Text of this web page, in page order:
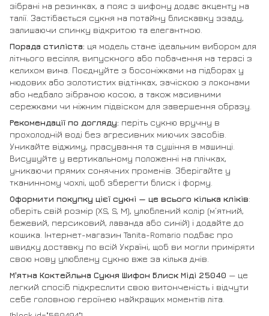
зібрані на резинках, а пояс з шифону додає акценту на
талії. Застібається сукня на потайну блискавку ззаду,
залишаючи спинку відкритою та елегантною.
Порада стиліста: ця модель стане ідеальним вибором для
літнього весілля, випускного або побачення на терасі з
келихом вина. Поєднуйте з босоніжками на підборах у
нюдових або золотистих відтінках, зачіскою з локонами
або недбало зібраною косою, а також масивними
сережками чи ніжним підвіском для завершення образу.
Рекомендації по догляду: періть сукню вручну в
прохолодній воді без агресивних миючих засобів.
Уникайте віджиму, прасування та сушіння в машинці.
Висушуйте у вертикальному положенні на плічках,
уникаючи прямих сонячних променів. Зберігайте у
тканинному чохлі, щоб зберегти блиск і форму.
Оформити покупку цієї сукні — це всього кілька кліків:
оберіть свій розмір (XS, S, M), улюблений колір (м’ятний,
бежевий, персиковий, лаванда або синій) і додайте до
кошика. Інтернет-магазин Tanita-Romario подбає про
швидку доставку по всій Україні, щоб ви могли приміряти
свою нову улюблену сукню вже за кілька днів.
М'ятна Коктейльна Сукня Шифон Блиск Міді 25040 — це
легкий спосіб підкреслити свою витонченість і відчути
себе головною героїнею найкращих моментів літа.